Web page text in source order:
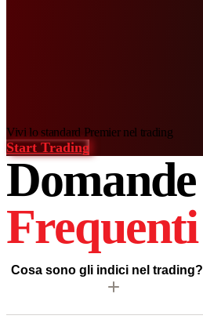
Vivi lo standard Premier nel trading
Start Trading
Domande
Frequenti
Cosa sono gli indici nel trading?